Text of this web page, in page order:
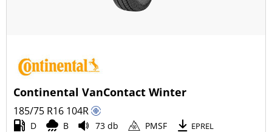
Continental VanContact Winter
185/75 R16 104R
D B 73 db PMSF EPREL